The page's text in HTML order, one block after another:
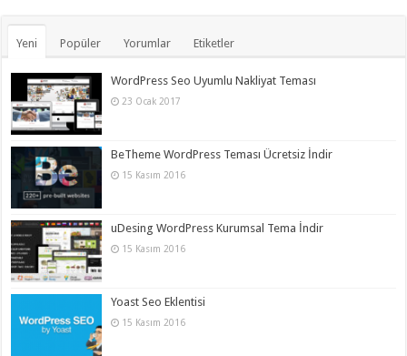
Yeni Popüler Yorumlar Etiketler
WordPress Seo Uyumlu Nakliyat Teması
23 Ocak 2017
BeTheme WordPress Teması Ücretsiz İndir
15 Kasım 2016
uDesing WordPress Kurumsal Tema İndir
15 Kasım 2016
Yoast Seo Eklentisi
15 Kasım 2016